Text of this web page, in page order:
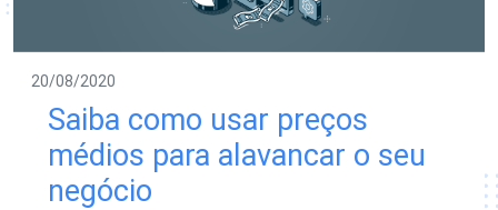
20/08/2020
Saiba como usar preços
médios para alavancar o seu
negócio